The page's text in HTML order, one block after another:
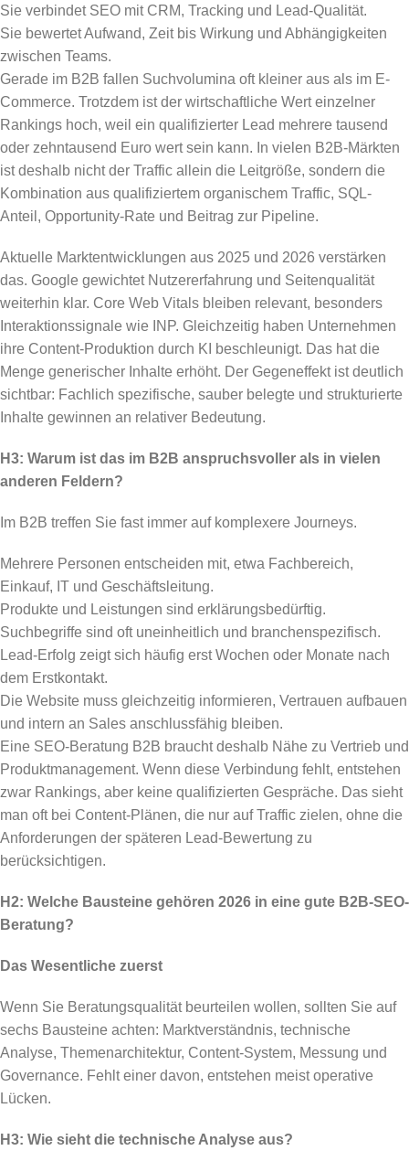
Sie verbindet SEO mit CRM, Tracking und Lead-Qualität.
Sie bewertet Aufwand, Zeit bis Wirkung und Abhängigkeiten
zwischen Teams.
Gerade im B2B fallen Suchvolumina oft kleiner aus als im E-
Commerce. Trotzdem ist der wirtschaftliche Wert einzelner
Rankings hoch, weil ein qualifizierter Lead mehrere tausend
oder zehntausend Euro wert sein kann. In vielen B2B-Märkten
ist deshalb nicht der Traffic allein die Leitgröße, sondern die
Kombination aus qualifiziertem organischem Traffic, SQL-
Anteil, Opportunity-Rate und Beitrag zur Pipeline.
Aktuelle Marktentwicklungen aus 2025 und 2026 verstärken
das. Google gewichtet Nutzererfahrung und Seitenqualität
weiterhin klar. Core Web Vitals bleiben relevant, besonders
Interaktionssignale wie INP. Gleichzeitig haben Unternehmen
ihre Content-Produktion durch KI beschleunigt. Das hat die
Menge generischer Inhalte erhöht. Der Gegeneffekt ist deutlich
sichtbar: Fachlich spezifische, sauber belegte und strukturierte
Inhalte gewinnen an relativer Bedeutung.
H3: Warum ist das im B2B anspruchsvoller als in vielen
anderen Feldern?
Im B2B treffen Sie fast immer auf komplexere Journeys.
Mehrere Personen entscheiden mit, etwa Fachbereich,
Einkauf, IT und Geschäftsleitung.
Produkte und Leistungen sind erklärungsbedürftig.
Suchbegriffe sind oft uneinheitlich und branchenspezifisch.
Lead-Erfolg zeigt sich häufig erst Wochen oder Monate nach
dem Erstkontakt.
Die Website muss gleichzeitig informieren, Vertrauen aufbauen
und intern an Sales anschlussfähig bleiben.
Eine SEO-Beratung B2B braucht deshalb Nähe zu Vertrieb und
Produktmanagement. Wenn diese Verbindung fehlt, entstehen
zwar Rankings, aber keine qualifizierten Gespräche. Das sieht
man oft bei Content-Plänen, die nur auf Traffic zielen, ohne die
Anforderungen der späteren Lead-Bewertung zu
berücksichtigen.
H2: Welche Bausteine gehören 2026 in eine gute B2B-SEO-
Beratung?
Das Wesentliche zuerst
Wenn Sie Beratungsqualität beurteilen wollen, sollten Sie auf
sechs Bausteine achten: Marktverständnis, technische
Analyse, Themenarchitektur, Content-System, Messung und
Governance. Fehlt einer davon, entstehen meist operative
Lücken.
H3: Wie sieht die technische Analyse aus?